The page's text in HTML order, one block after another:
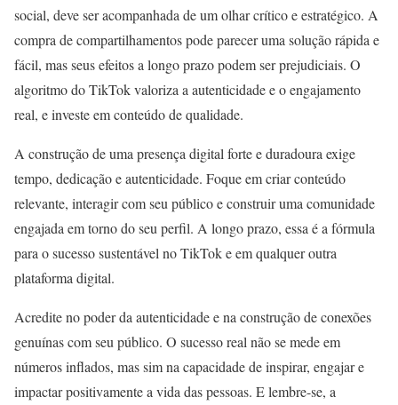
social, deve ser acompanhada de um olhar crítico e estratégico. A
compra de compartilhamentos pode parecer uma solução rápida e
fácil, mas seus efeitos a longo prazo podem ser prejudiciais. O
algoritmo do TikTok valoriza a autenticidade e o engajamento
real, e investe em conteúdo de qualidade.
A construção de uma presença digital forte e duradoura exige
tempo, dedicação e autenticidade. Foque em criar conteúdo
relevante, interagir com seu público e construir uma comunidade
engajada em torno do seu perfil. A longo prazo, essa é a fórmula
para o sucesso sustentável no TikTok e em qualquer outra
plataforma digital.
Acredite no poder da autenticidade e na construção de conexões
genuínas com seu público. O sucesso real não se mede em
números inflados, mas sim na capacidade de inspirar, engajar e
impactar positivamente a vida das pessoas. E lembre-se, a